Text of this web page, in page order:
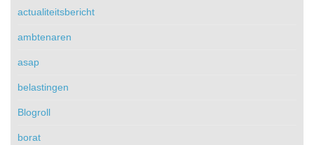
actualiteitsbericht
ambtenaren
asap
belastingen
Blogroll
borat